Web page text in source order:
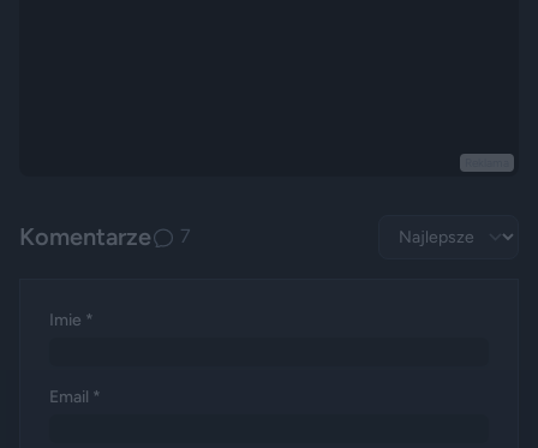
Komentarze 7
Imie *
Email *